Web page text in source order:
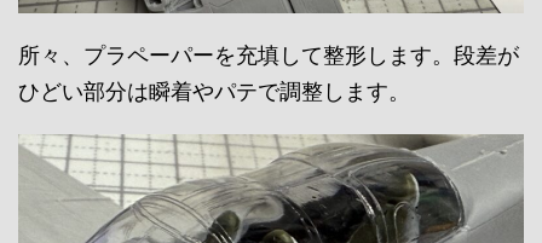
所々、プラペーパーを充填して整形します。段差が
ひどい部分は瞬着やパテで調整します。